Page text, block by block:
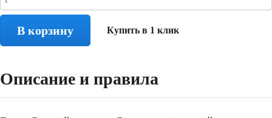
В корзину Купить в 1 клик
Описание и правила